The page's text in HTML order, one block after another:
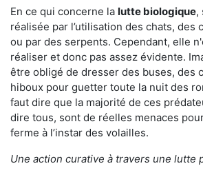
En ce qui concerne la lutte biologique,
réalisée par l’utilisation des chats, des
ou par des serpents. Cependant, elle
réaliser et donc pas assez évidente.
être obligé de dresser des buses, des
hiboux pour guetter toute la nuit des
faut dire que la majorité de ces
dire tous, sont de réelles menaces
ferme à l’instar des volailles.
Une action curative à travers une lutte